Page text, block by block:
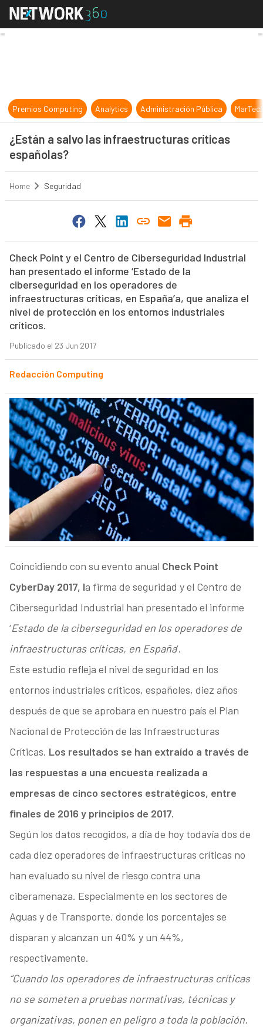
¿Están a salvo las
Premios Computing Analytics Administración Pública
¿Están a salvo las infraestructuras críticas
españolas?
Home Seguridad
Check Point y el Centro de Ciberseguridad Industrial
han presentado el informe ‘Estado de la
ciberseguridad en los operadores de
infraestructuras críticas, en España’a, que analiza el
nivel de protección en los entornos industriales
críticos.
Publicado el 23 Jun 2017
Redacción Computing
Coincidiendo con su evento anual Check Point
CyberDay 2017, la firma de seguridad y el Centro de
Ciberseguridad Industrial han presentado el informe
‘Estado de la ciberseguridad en los operadores de
infraestructuras críticas, en España’.
Este estudio refleja el nivel de seguridad en los
entornos industriales críticos, españoles, diez años
después de que se aprobara en nuestro país el Plan
Nacional de Protección de las Infraestructuras
Críticas. Los resultados se han extraído a través de
las respuestas a una encuesta realizada a
empresas de cinco sectores estratégicos, entre
finales de 2016 y principios de 2017.
Según los datos recogidos, a día de hoy todavía dos de
cada diez operadores de infraestructuras críticas no
han evaluado su nivel de riesgo contra una
ciberamenaza. Especialmente en los sectores de
Aguas y de Transporte, donde los porcentajes se
disparan y alcanzan un 40% y un 44%,
respectivamente.
“Cuando los operadores de infraestructuras críticas
no se someten a pruebas normativas, técnicas y
organizativas, ponen en peligro a toda la población.